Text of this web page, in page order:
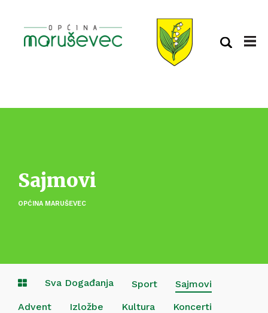
Sajmovi
OPĆINA MARUŠEVEC
Sva Događanja Sport
Sajmovi
Advent
Izložbe Kultura Koncerti